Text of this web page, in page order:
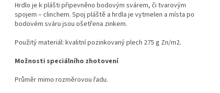
Hrdlo je k plášti připevněno bodovým svárem, či tvarovým
spojem – clinchem. Spoj pláště a hrdla je vytmelen a místa po
bodovém sváru jsou ošetřena zinkem.
Použitý materiál: kvalitní pozinkovaný plech 275 g Zn/m2.
Možnosti speciálního zhotovení
Průměr mimo rozměrovou řadu.